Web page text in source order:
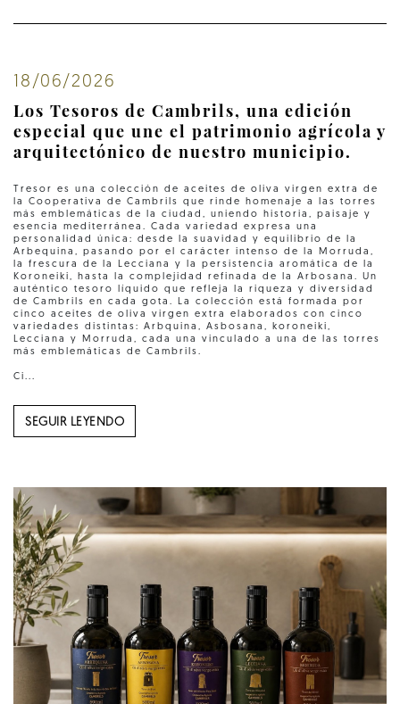
18/06/2026
Los Tesoros de Cambrils, una edición
especial que une el patrimonio agrícola y
arquitectónico de nuestro municipio.
Tresor es una colección de aceites de oliva virgen extra de
la Cooperativa de Cambrils que rinde homenaje a las torres
más emblemáticas de la ciudad, uniendo historia, paisaje y
esencia mediterránea. Cada variedad expresa una
personalidad única: desde la suavidad y equilibrio de la
Arbequina, pasando por el carácter intenso de la Morruda,
la frescura de la Lecciana y la persistencia aromática de la
Koroneiki, hasta la complejidad refinada de la Arbosana. Un
auténtico tesoro líquido que refleja la riqueza y diversidad
de Cambrils en cada gota. La colección está formada por
cinco aceites de oliva virgen extra elaborados con cinco
variedades distintas: Arbquina, Asbosana, koroneiki,
Lecciana y Morruda, cada una vinculado a una de las torres
más emblemáticas de Cambrils.
Ci...
SEGUIR LEYENDO